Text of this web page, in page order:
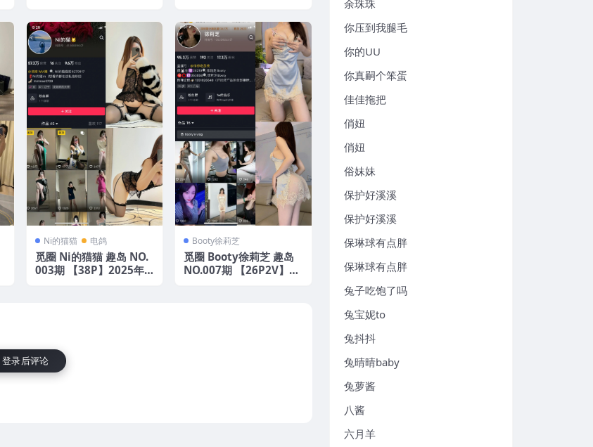
Ni的猫猫 电鸽
觅圈 Ni的猫猫 趣岛 NO.
003期 【38P】2025年
Booty徐莉芝
觅圈 Booty徐莉芝 趣岛
NO.007期 【26P2V】20
登录后评论
余珠珠
你压到我腿毛
你的UU
你真嗣个笨蛋
佳佳拖把
俏妞
俏妞
俗妹妹
保护好溪溪
保护好溪溪
保琳球有点胖
保琳球有点胖
兔子吃饱了吗
兔宝妮to
兔抖抖
兔晴晴baby
兔萝酱
八酱
六月羊